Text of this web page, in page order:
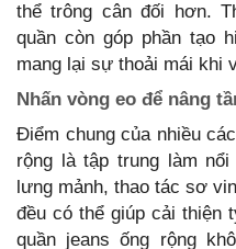
thể trông cân đối hơn.
quần còn góp phần tạo
mang lại sự thoải mái khi
Nhấn vòng eo để nâng
Điểm chung của nhiều
rộng là tập trung làm
lưng mảnh, thao tác sơ
đều có thể giúp cải thiện
quần jeans ống rộng